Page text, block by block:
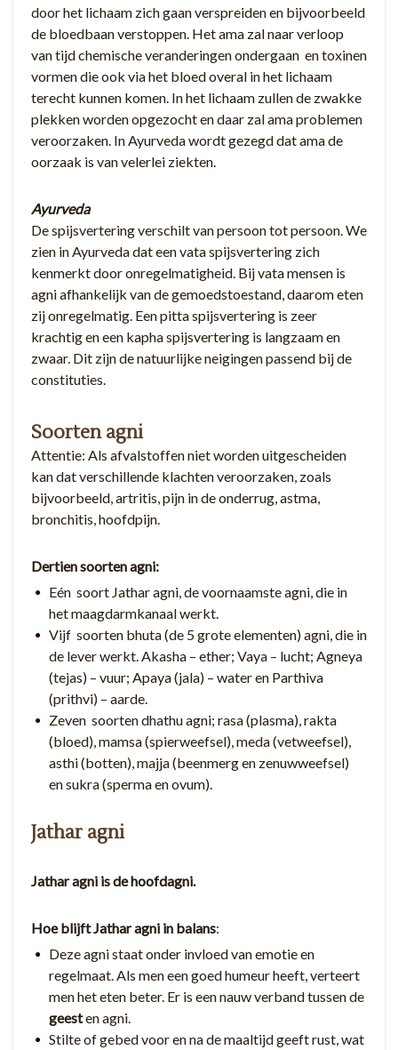
door het lichaam zich gaan verspreiden en bijvoorbeeld
de bloedbaan verstoppen. Het ama zal naar verloop
van tijd chemische veranderingen ondergaan en toxinen
vormen die ook via het bloed overal in het lichaam
terecht kunnen komen. In het lichaam zullen de zwakke
plekken worden opgezocht en daar zal ama problemen
veroorzaken. In Ayurveda wordt gezegd dat ama de
oorzaak is van velerlei ziekten.
Ayurveda
De spijsvertering verschilt van persoon tot persoon. We
zien in Ayurveda dat een vata spijsvertering zich
kenmerkt door onregelmatigheid. Bij vata mensen is
agni afhankelijk van de gemoedstoestand, daarom eten
zij onregelmatig. Een pitta spijsvertering is zeer
krachtig en een kapha spijsvertering is langzaam en
zwaar. Dit zijn de natuurlijke neigingen passend bij de
constituties.
Soorten agni
Attentie: Als afvalstoffen niet worden uitgescheiden
kan dat verschillende klachten veroorzaken, zoals
bijvoorbeeld, artritis, pijn in de onderrug, astma,
bronchitis, hoofdpijn.
Dertien soorten agni:
Eén soort Jathar agni, de voornaamste agni, die in
het maagdarmkanaal werkt.
Vijf soorten bhuta (de 5 grote elementen) agni, die in
de lever werkt. Akasha – ether; Vaya – lucht; Agneya
(tejas) – vuur; Apaya (jala) – water en Parthiva
(prithvi) – aarde.
Zeven soorten dhathu agni; rasa (plasma), rakta
(bloed), mamsa (spierweefsel), meda (vetweefsel),
asthi (botten), majja (beenmerg en zenuwweefsel)
en sukra (sperma en ovum).
Jathar agni
Jathar agni is de hoofdagni.
Hoe blijft Jathar agni in balans:
Deze agni staat onder invloed van emotie en
regelmaat. Als men een goed humeur heeft, verteert
men het eten beter. Er is een nauw verband tussen de
geesten agni.
Stilte of gebed voor en na de maaltijd geeft rust, wat